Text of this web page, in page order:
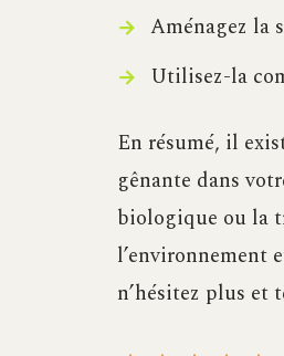
Aménagez la
Utilisez-la
En résumé, il
gênante dans
biologique ou la
l’environnement
n’hésitez plus et